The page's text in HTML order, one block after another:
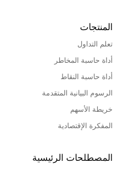
المنتجات
تعلم التداول
أداة حاسبة المخاطر
أداة حاسبة النقاط
الرسوم البيانية المتقدمة
خريطة الأسهم
المفكرة الإقتصادية
المصطلحات الرئيسية